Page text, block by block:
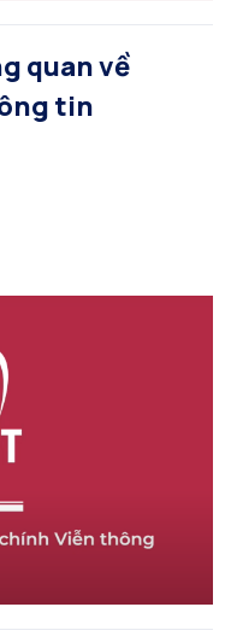
quan về
tin